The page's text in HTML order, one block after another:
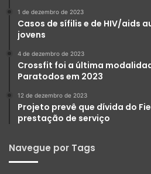
1 de dezembro de 2023
Casos de sífilis e de HIV/aids
jovens
4 de dezembro de 2023
Crossfit foi a última
Paratodos em 2023
12 de dezembro de 2023
Projeto prevê que dívida do
prestação de serviço
Navegue por Tags